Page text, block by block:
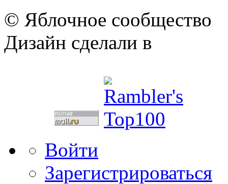
© Яблочное сообщество
Дизайн сделали в
Войти
Зарегистрироваться